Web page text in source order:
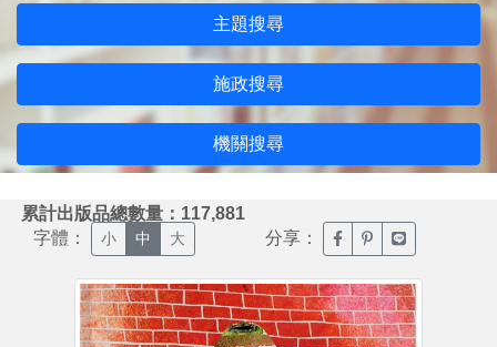
主題搜尋
施政搜尋
機關搜尋
累計出版品總數量：117,881
字體： 小 中 大 分享： 臉書分享(另開新視窗)
噗浪分享(另開新
Line分享(另